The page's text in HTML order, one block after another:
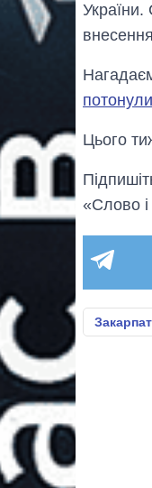
України.
Цього
«Слово і